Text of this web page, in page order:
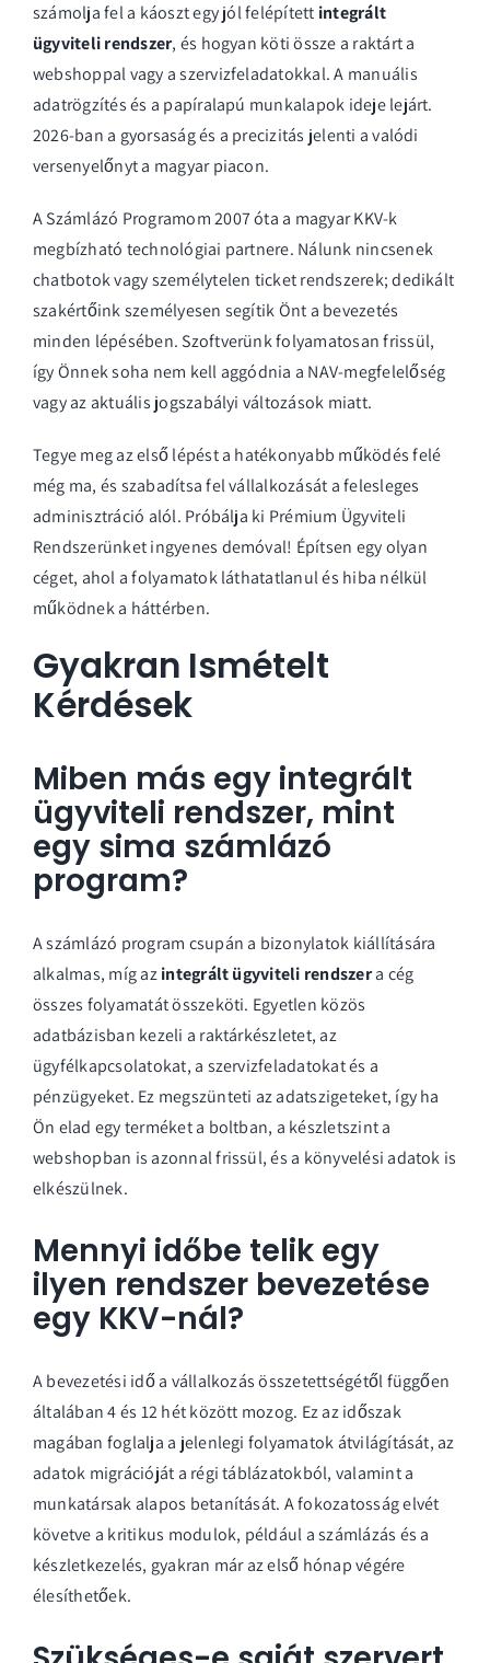
számolja fel a káoszt egy jól felépített integrált
ügyviteli rendszer, és hogyan köti össze a raktárt a
webshoppal vagy a szervizfeladatokkal. A manuális
adatrögzítés és a papíralapú munkalapok ideje lejárt.
2026-ban a gyorsaság és a precizitás jelenti a valódi
versenyelőnyt a magyar piacon.
A Számlázó Programom 2007 óta a magyar KKV-k
megbízható technológiai partnere. Nálunk nincsenek
chatbotok vagy személytelen ticket rendszerek; dedikált
szakértőink személyesen segítik Önt a bevezetés
minden lépésében. Szoftverünk folyamatosan frissül,
így Önnek soha nem kell aggódnia a NAV-megfelelőség
vagy az aktuális jogszabályi változások miatt.
Tegye meg az első lépést a hatékonyabb működés felé
még ma, és szabadítsa fel vállalkozását a felesleges
adminisztráció alól. Próbálja ki Prémium Ügyviteli
Rendszerünket ingyenes demóval! Építsen egy olyan
céget, ahol a folyamatok láthatatlanul és hiba nélkül
működnek a háttérben.
Gyakran Ismételt
Kérdések
Miben más egy integrált
ügyviteli rendszer, mint
egy sima számlázó
program?
A számlázó program csupán a bizonylatok kiállítására
alkalmas, míg azintegrált ügyviteli rendszera cég
összes folyamatát összeköti. Egyetlen közös
adatbázisban kezeli a raktárkészletet, az
ügyfélkapcsolatokat, a szervizfeladatokat és a
pénzügyeket. Ez megszünteti az adatszigeteket, így ha
Ön elad egy terméket a boltban, a készletszint a
webshopban is azonnal frissül, és a könyvelési adatok is
elkészülnek.
Mennyi időbe telik egy
ilyen rendszer bevezetése
egy KKV-nál?
A bevezetési idő a vállalkozás összetettségétől függően
általában 4 és 12 hét között mozog. Ez az időszak
magában foglalja a jelenlegi folyamatok átvilágítását, az
adatok migrációját a régi táblázatokból, valamint a
munkatársak alapos betanítását. A fokozatosság elvét
követve a kritikus modulok, például a számlázás és a
készletkezelés, gyakran már az első hónap végére
élesíthetőek.